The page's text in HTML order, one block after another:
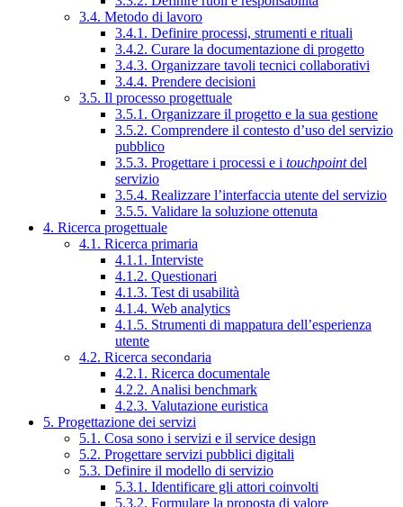
3.4. Metodo di lavoro
3.4.1. Definire processi, strumenti e rituali
3.4.2. Curare la documentazione di progetto
3.4.3. Organizzare tavoli tecnici collaborativi
3.4.4. Prendere decisioni
3.5. Il processo progettuale
3.5.1. Organizzare il progetto e la sua gestione
3.5.2. Comprendere il contesto d’uso del servizio
pubblico
3.5.3. Progettare i processi e i touchpointdel
servizio
3.5.4. Realizzare l’interfaccia utente del servizio
3.5.5. Validare la soluzione ottenuta
4. Ricerca progettuale
4.1. Ricerca primaria
4.1.1. Interviste
4.1.2. Questionari
4.1.3. Test di usabilità
4.1.4. Web analytics
4.1.5. Strumenti di mappatura dell’esperienza
utente
4.2. Ricerca secondaria
4.2.1. Ricerca documentale
4.2.2. Analisi benchmark
4.2.3. Valutazione euristica
5. Progettazione dei servizi
5.1. Cosa sono i servizi e il service design
5.2. Progettare servizi pubblici digitali
5.3. Definire il modello di servizio
5.3.1. Identificare gli attori coinvolti
5.3.2. Formulare la proposta di valore